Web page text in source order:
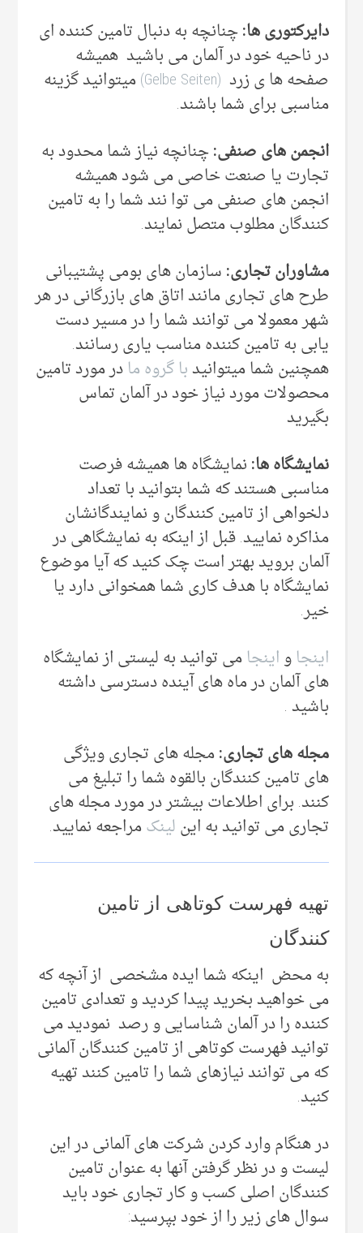
دایرکتوری ها:چنانچه به دنبال تامین کننده ای
در ناحیه خود در آلمان می باشید همیشه
صفحه ها ی زرد (Gelbe Seiten)
میتوانید گزینه
مناسبی برای شما باشند.
انجمن های صنفی:چنانچه نیاز شما محدود به
تجارت یا صنعت خاصی می شود همیشه
انجمن های صنفی می توا نند شما را به تامین
کنندگان مطلوب متصل نمایند.
مشاوران تجاری:سازمان های بومی پشتیبانی
طرح های تجاری مانند اتاق های بازرگانی در هر
شهر معمولا می توانند شما را در مسیر دست
یابی به تامین کننده مناسب یاری رسانند.
همچنین شما میتوانیدبا گروه مادر مورد تامین
محصولات مورد نیاز خود در آلمان تماس
بگیرید
نمایشگاه ها:نمایشگاه ها همیشه فرصت
مناسبی هستند که شما بتوانید با تعداد
دلخواهی از تامین کنندگان و نمایندگانشان
مذاکره نمایید. قبل از اینکه به نمایشگاهی در
آلمان بروید بهتر است چک کنید که آیا موضوع
نمایشگاه با هدف کاری شما همخوانی دارد یا
خیر.
اینجاواینجا می توانید به لیستی از نمایشگاه
های آلمان در ماه های آینده دسترسی داشته
باشید .
مجله های تجاری:مجله های تجاری ویژگی
های تامین کنندگان بالقوه شما را تبلیغ می
کنند. برای اطلاعات بیشتر در مورد مجله های
تجاری می توانید به اینلینکمراجعه نمایید.
تهیه فهرست کوتاهی از تامین
کنندگان
به محض اینکه شما ایده مشخصی از آنچه که
می خواهید بخرید پیدا کردید و تعدادی تامین
کننده را در آلمان شناسایی و رصد نمودید می
توانید فهرست کوتاهی از تامین کنندگان آلمانی
که می توانند نیازهای شما را تامین کنند تهیه
کنید.
در هنگام وارد کردن شرکت های آلمانی در این
لیست و در نظر گرفتن آنها به عنوان تامین
کنندگان اصلی کسب و کار تجاری خود باید
سوال های زیر را از خود بپرسید: